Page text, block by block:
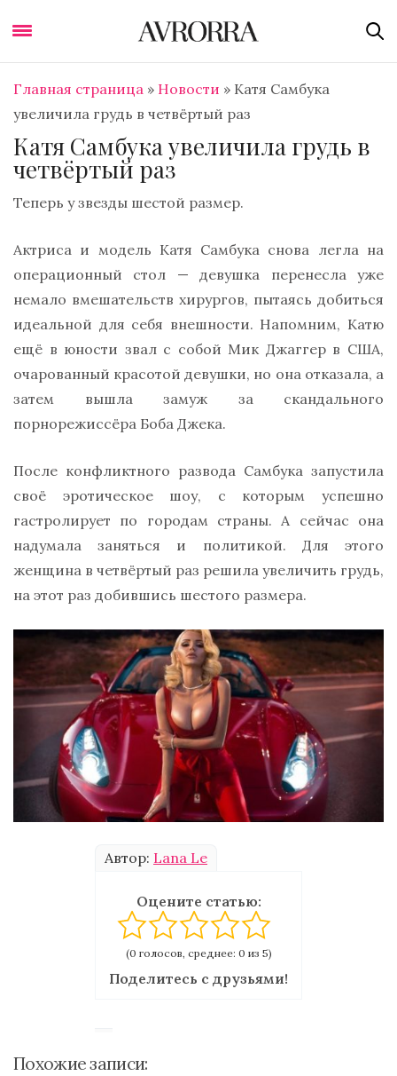
Главная страница » Новости » Катя Самбука
увеличила грудь в четвёртый раз
Катя Самбука увеличила грудь в
четвёртый раз
Теперь у звезды шестой размер.
Актриса и модель Катя Самбука снова легла на
операционный стол — девушка перенесла уже
немало вмешательств хирургов, пытаясь добиться
идеальной для себя внешности. Напомним, Катю
ещё в юности звал с собой Мик Джаггер в США,
очарованный красотой девушки, но она отказала, а
затем вышла замуж за скандального
порнорежиссёра Боба Джека.
После конфликтного развода Самбука запустила
своё эротическое шоу, с которым успешно
гастролирует по городам страны. А сейчас она
надумала заняться и политикой. Для этого
женщина в четвёртый раз решила увеличить грудь,
на этот раз добившись шестого размера.
Автор: Lana Le
Оцените статью:
(0 голосов, среднее: 0 из 5)
Поделитесь с друзьями!
Похожие записи: